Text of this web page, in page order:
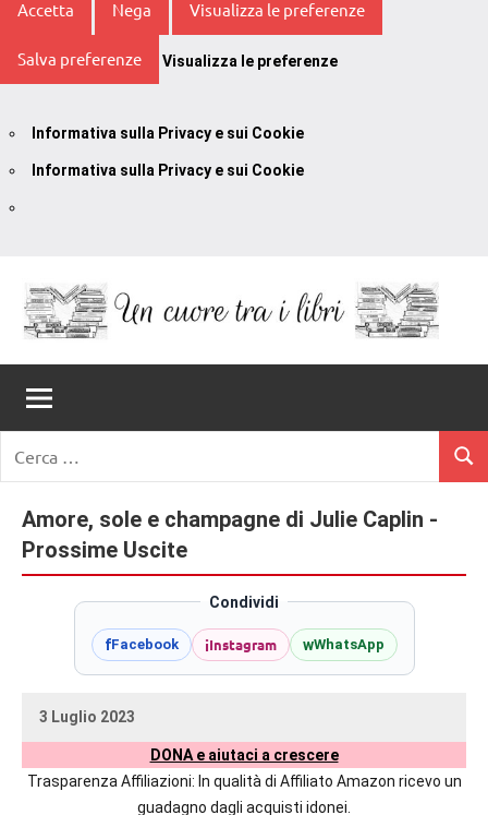
Accetta Nega Visualizza le preferenze
Salva preferenze Visualizza le preferenze
Informativa sulla Privacy e sui Cookie
Informativa sulla Privacy e sui Cookie
contenuto
Un
Cuore
Tra
I
Libri
romanzi
romance
e
non
solo.
Recensioni,
delle
autrici
per:
Amore, sole e champagne di Julie Caplin -
Prossime Uscite
Condividi
fFacebook iInstagram wWhatsApp
3 Luglio 2023
uctil_user
Nessun
DONA e aiutaci a crescere
Trasparenza Affiliazioni: In qualità di Affiliato Amazon ricevo un
guadagno dagli acquisti idonei.